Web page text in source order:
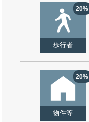
20%
歩行者
20%
物件等